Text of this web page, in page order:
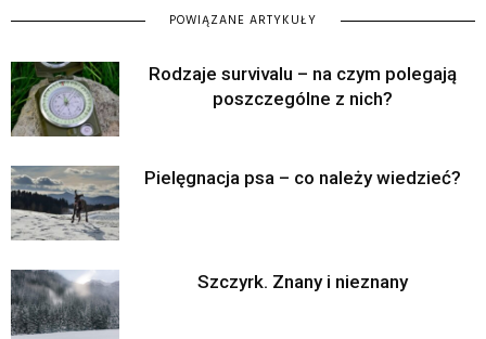
POWIĄZANE ARTYKUŁY
Rodzaje survivalu – na czym polegają
poszczególne z nich?
Pielęgnacja psa – co należy wiedzieć?
Szczyrk. Znany i nieznany